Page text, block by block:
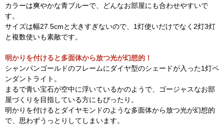
カラーは爽やかな青ブルーで、どんなお部屋にも合わせやすいで
す。
サイズは幅27.5cmと大きすぎないので、1灯使いだけでなく2灯3灯
と複数使いも素敵です。
明かりを付けると多面体から放つ光が幻想的！
シャンパンゴールドのフレームにダイヤ型のシェードが入った1灯ペ
ンダントライト。
まるで青い宝石が空中に浮いているかのようで、ゴージャスなお部
屋づくりを目指している方にもぴったり。
明かりを付けるとダイヤモンドのような多面体から放つ光が幻想的
で、思わずうっとりしてしまいます。